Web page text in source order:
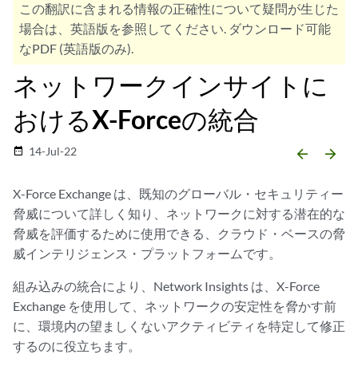
この翻訳に含まれる情報の正確性について疑問が生じた
場合は、英語版を参照してください. ダウンロード可能
なPDF (英語版のみ).
ネットワークインサイトに
おけるX-Forceの統合
date_range 14-Jul-22 arrow_backward arrow_forward
X-Force Exchange は、既知のグローバル・セキュリティー
脅威について詳しく知り、ネットワークに対する潜在的な
脅威を評価するために使用できる、クラウド・ベースの脅
威インテリジェンス・プラットフォームです。
組み込みの統合により、Network Insights は、X-Force
Exchange を使用して、ネットワークの安定性を脅かす前
に、環境内の望ましくないアクティビティを特定して修正
するのに役立ちます。